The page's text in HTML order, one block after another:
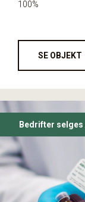
100%
SE OBJEKT
Bedrifter